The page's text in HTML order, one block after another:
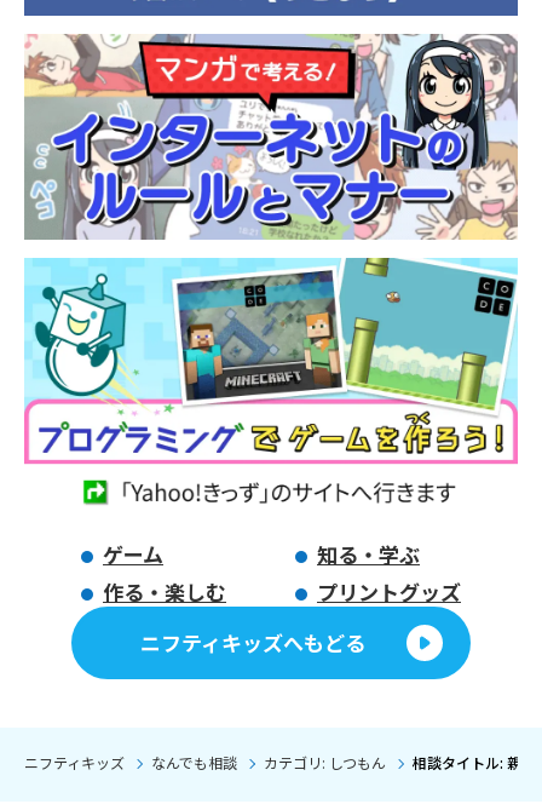
ゲーム
知る・学ぶ
作る・楽しむ
プリントグッズ
ニフティキッズへもどる
ニフティキッズ なんでも相談 カテゴリ: しつもん 相談タイトル: 親